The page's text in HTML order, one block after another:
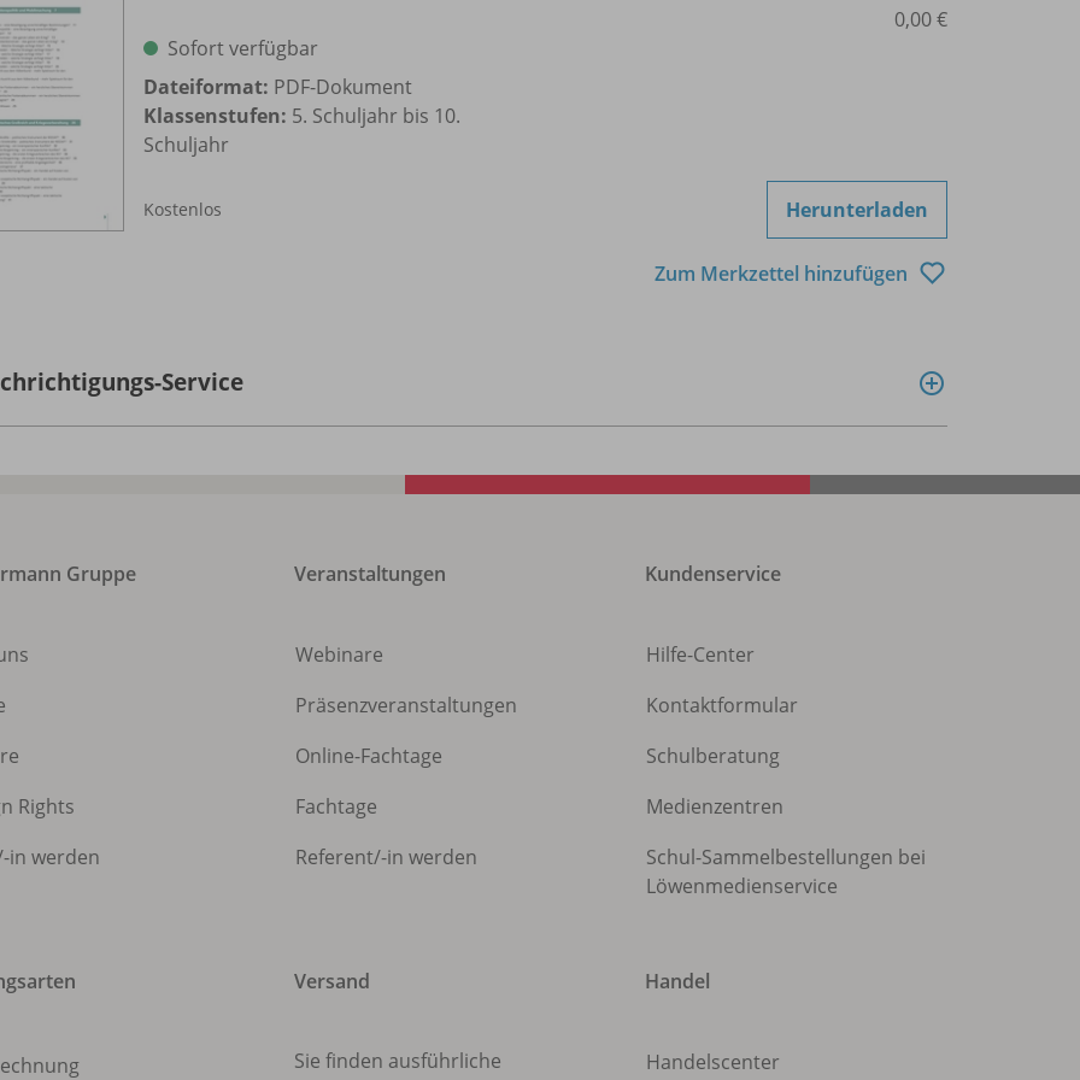
Sofort verfügbar
Dateiformat: PDF-Dokument
Klassenstufen: 5. Schuljahr bis 10.
Schuljahr
Kostenlos
0,00 €
Herunterladen
Zum Merkzettel hinzufügen
Service
Gruppe
Rights
-in werden
Veranstaltungen
Webinare
Präsenzveranstaltungen
Online-Fachtage
Fachtage
Referent/-in werden
Kundenservice
Hilfe-Center
Kontaktformular
Schulberatung
Medienzentren
Schul-Sammelbestellungen bei
Löwenmedienservice
Versand
Sie finden ausführliche
Handel
Handelscenter